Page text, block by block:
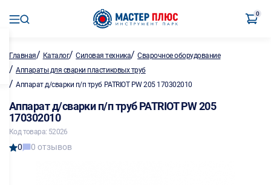
0
Главная/ Каталог/Силовая техника/Сварочное оборудование
/ Аппараты для сварки пластиковых труб
/ Аппарат д/сварки п/п труб PATRIOT PW 205 170302010
Аппарат д/сварки п/п труб PATRIOT PW 205
170302010
Код товара: 52026
0 0 отзывов